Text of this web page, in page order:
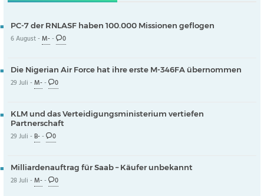
PC-7 der RNLASF haben 100.000 Missionen geflogen
6 August -M-- 0
Die Nigerian Air Force hat ihre erste M-346FA übernommen
29 Juli -M-- 0
KLM und das Verteidigungsministerium vertiefen
Partnerschaft
29 Juli -B-- 0
Milliardenauftrag für Saab – Käufer unbekannt
28 Juli -M-- 0